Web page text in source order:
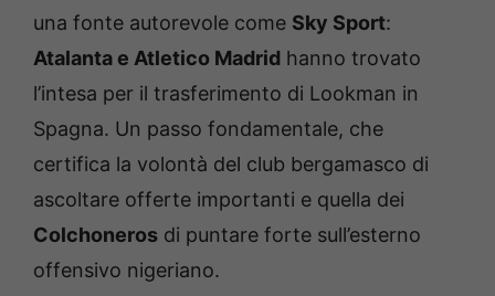
una fonte autorevole come Sky Sport:
Atalanta e Atletico Madrid hanno trovato
l’intesa per il trasferimento di Lookman in
Spagna. Un passo fondamentale, che
certifica la volontà del club bergamasco di
ascoltare offerte importanti e quella dei
Colchoneros di puntare forte sull’esterno
offensivo nigeriano.